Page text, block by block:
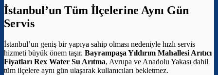
İstanbul’un Tüm İlçelerine Aynı Gün
Servis
İstanbul’un geniş bir yapıya sahip olması nedeniyle hızlı servis
hizmeti büyük önem taşır. Bayrampaşa Yıldırım Mahallesi Arıtıcı
Fiyatları Rex Water Su Arıtma, Avrupa ve Anadolu Yakası dahil
tüm ilçelere aynı gün ulaşarak kullanıcıları bekletmez.